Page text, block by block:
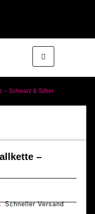
– Schwarz & Silber
–
Schneller Versand